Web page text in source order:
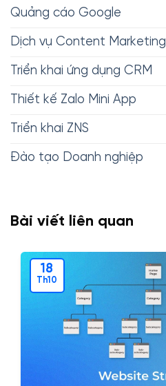
Quảng cáo Google
Dịch vụ Content Marketing
Triển khai ứng dụng CRM
Thiết kế Zalo Mini App
Triển khai ZNS
Đào tạo Doanh nghiệp
Bài viết liên quan
18
Th10